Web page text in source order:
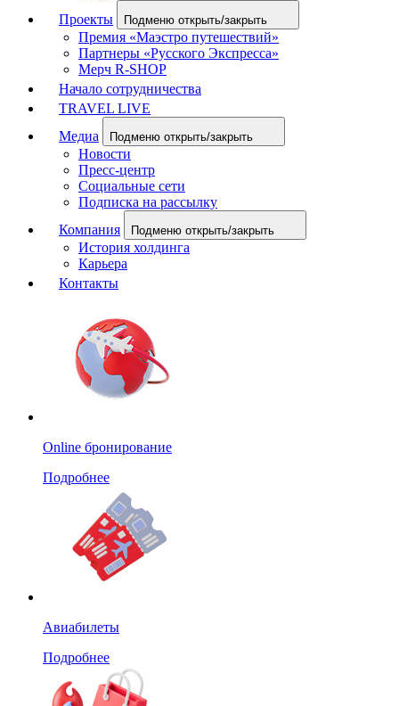
Проекты
Подменю открыть/закрыть
Премия «Маэстро путешествий»
Партнеры «Русского Экспресса»
Мерч R-SHOP
Начало сотрудничества
TRAVEL LIVE
Медиа
Подменю открыть/закрыть
Новости
Пресс-центр
Социальные сети
Подписка на рассылку
Компания
Подменю открыть/закрыть
История холдинга
Карьера
Контакты
Online бронирование
Подробнее
Авиабилеты
Подробнее